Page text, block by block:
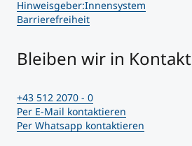
Hinweisgeber:Innensystem
Barrierefreiheit
Bleiben wir in Kontakt
+43 512 2070 - 0
Per E-Mail kontaktieren
Per Whatsapp kontaktieren